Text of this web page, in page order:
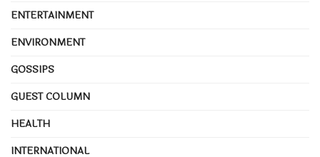
ENTERTAINMENT
ENVIRONMENT
GOSSIPS
GUEST COLUMN
HEALTH
INTERNATIONAL